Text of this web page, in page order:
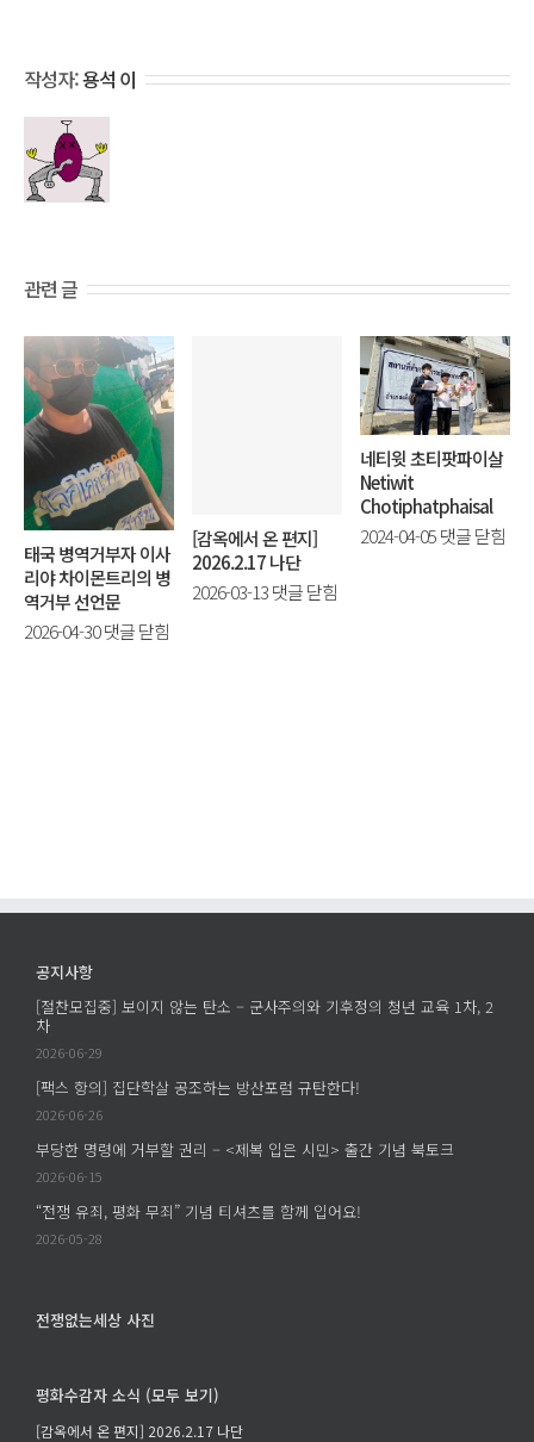
작성자:용석 이
관련 글
태국 병역거부자 이사
리야 차이몬트리의 병
역거부 선언문
2026-04-30태
트
병
역
거
부
선
언
댓글 닫힘
[감옥에서 온 편지]
2026.2.17 나단
2026-03-13[감
댓글 닫힘
네티윗 초티팟파이살
Netiwit
Chotiphatphaisal
2024-04-05네댓글 닫힘
공지사항
[절찬모집중] 보이지 않는 탄소 – 군사주의와 기후정의 청년 교육 1차, 2
차
2026-06-29
[팩스 항의] 집단학살 공조하는 방산포럼 규탄한다!
2026-06-26
부당한 명령에 거부할 권리 – <제복 입은 시민> 출간 기념 북토크
2026-06-15
“전쟁 유죄, 평화 무죄” 기념 티셔츠를 함께 입어요!
2026-05-28
전쟁없는세상 사진
평화수감자 소식 (모두 보기)
[감옥에서 온 편지] 2026.2.17 나단